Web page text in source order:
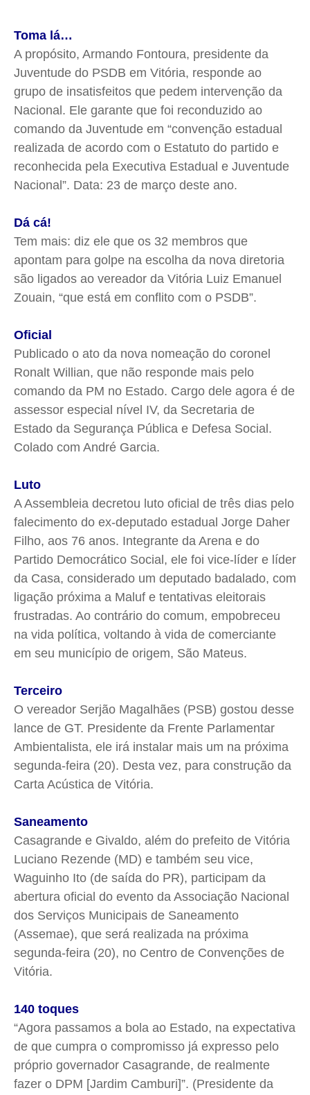
Toma lá…
A propósito, Armando Fontoura, presidente da
Juventude do PSDB em Vitória, responde ao
grupo de insatisfeitos que pedem intervenção da
Nacional. Ele garante que foi reconduzido ao
comando da Juventude em “convenção estadual
realizada de acordo com o Estatuto do partido e
reconhecida pela Executiva Estadual e Juventude
Nacional”. Data: 23 de março deste ano.
Dá cá!
Tem mais: diz ele que os 32 membros que
apontam para golpe na escolha da nova diretoria
são ligados ao vereador da Vitória Luiz Emanuel
Zouain, “que está em conflito com o PSDB”.
Oficial
Publicado o ato da nova nomeação do coronel
Ronalt Willian, que não responde mais pelo
comando da PM no Estado. Cargo dele agora é de
assessor especial nível IV, da Secretaria de
Estado da Segurança Pública e Defesa Social.
Colado com André Garcia.
Luto
A Assembleia decretou luto oficial de três dias pelo
falecimento do ex-deputado estadual Jorge Daher
Filho, aos 76 anos. Integrante da Arena e do
Partido Democrático Social, ele foi vice-líder e líder
da Casa, considerado um deputado badalado, com
ligação próxima a Maluf e tentativas eleitorais
frustradas. Ao contrário do comum, empobreceu
na vida política, voltando à vida de comerciante
em seu município de origem, São Mateus.
Terceiro
O vereador Serjão Magalhães (PSB) gostou desse
lance de GT. Presidente da Frente Parlamentar
Ambientalista, ele irá instalar mais um na próxima
segunda-feira (20). Desta vez, para construção da
Carta Acústica de Vitória.
Saneamento
Casagrande e Givaldo, além do prefeito de Vitória
Luciano Rezende (MD) e também seu vice,
Waguinho Ito (de saída do PR), participam da
abertura oficial do evento da Associação Nacional
dos Serviços Municipais de Saneamento
(Assemae), que será realizada na próxima
segunda-feira (20), no Centro de Convenções de
Vitória.
140 toques
“Agora passamos a bola ao Estado, na expectativa
de que cumpra o compromisso já expresso pelo
próprio governador Casagrande, de realmente
fazer o DPM [Jardim Camburi]”. (Presidente da